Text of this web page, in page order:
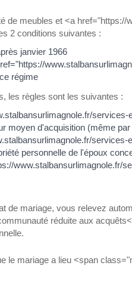
de meubles et <a
2 conditions suivantes :
janvier 1966
régime
les règles sont les suivantes :
moyen d'acquisition (même
personnelle de l'époux
www.stalbansurlimagnole.fr/
de mariage, vous relevez
réduite aux
le mariage a lieu <span